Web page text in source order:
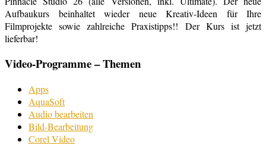
Aufbaukurs beinhaltet wieder neue Kreativ-Ideen für Ihre
Filmprojekte sowie zahlreiche Praxistipps!! Der Kurs ist jetzt
lieferbar!
Video-Programme – Themen
Apps
AquaSoft
Audio bearbeiten
Bild-Bearbeitung
Corel Video